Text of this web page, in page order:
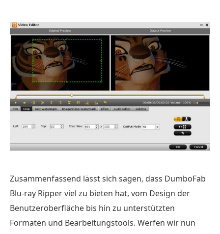
Zusammenfassend lässt sich sagen, dass DumboFab
Blu-ray Ripper viel zu bieten hat, vom Design der
Benutzeroberfläche bis hin zu unterstützten
Formaten und Bearbeitungstools. Werfen wir nun